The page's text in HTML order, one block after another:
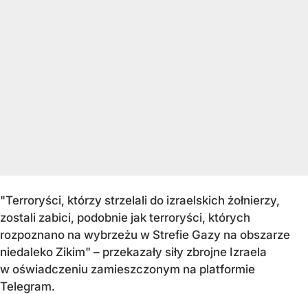
"Terroryści, którzy strzelali do izraelskich żołnierzy,
zostali zabici, podobnie jak terroryści, których
rozpoznano na wybrzeżu w Strefie Gazy na obszarze
niedaleko Zikim" – przekazały siły zbrojne Izraela
w oświadczeniu zamieszczonym na platformie
Telegram.